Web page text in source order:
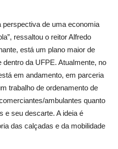
perspectiva de uma economia
ressaltou o reitor Alfredo
está um plano maior de
dentro da UFPE. Atualmente, no
em andamento, em parceria
trabalho de ordenamento de
ambulantes quanto
e seu descarte. A ideia é
das calçadas e da mobilidade